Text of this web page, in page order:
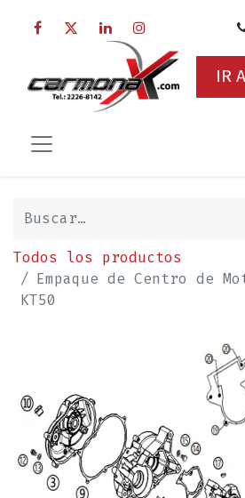
IR
Todos los productos
Empaque de Centro de
KT50